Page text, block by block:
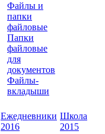
Файлы и
папки
файловые
Папки
файловые
для
документов
Файлы-
вкладыши
Ежедневники
2016
Школа
2015